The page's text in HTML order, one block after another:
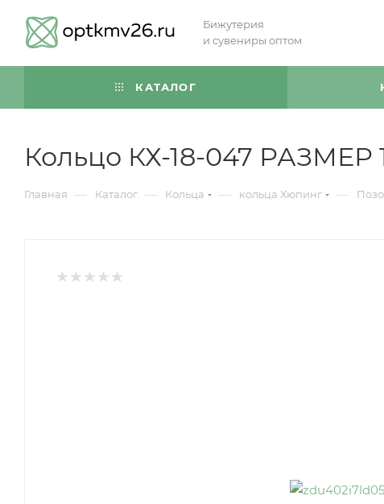
Бижутерия
и сувениры оптом
КАТАЛОГ
Кольцо КХ-18-047 РАЗМЕР
Главная — Каталог — Кольца — кольца Хюпинг —